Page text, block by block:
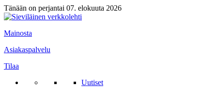
Tänään on perjantai 07. elokuuta 2026
Mainosta
Asiakaspalvelu
Tilaa
Uutiset